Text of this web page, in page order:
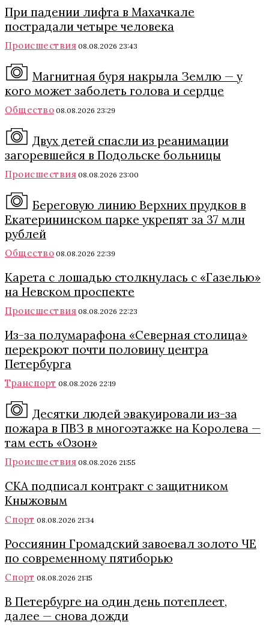
При падении лифта в Махачкале
пострадали четыре человека
Происшествия 08.08.2026 23:43
Магнитная буря накрыла Землю — у
кого может заболеть голова и сердце
Общество 08.08.2026 23:29
Двух детей спасли из реанимации
загоревшейся в Подольске больницы
Происшествия 08.08.2026 23:00
Береговую линию Верхних прудков в
Екатерининском парке укрепят за 37 млн
рублей
Общество 08.08.2026 22:39
Карета с лошадью столкнулась с «Газелью»
на Невском проспекте
Происшествия 08.08.2026 22:23
Из-за полумарафона «Северная столица»
перекроют почти половину центра
Петербурга
Транспорт 08.08.2026 22:19
Десятки людей эвакуировали из-за
пожара в ПВЗ в многоэтажке на Королева —
там есть «Озон»
Происшествия 08.08.2026 21:55
СКА подписал контракт с защитником
Кныжовым
Спорт 08.08.2026 21:34
Россиянин Громадский завоевал золото ЧЕ
по современному пятиборью
Спорт 08.08.2026 21:15
В Петербурге на один день потеплеет,
далее — снова дожди